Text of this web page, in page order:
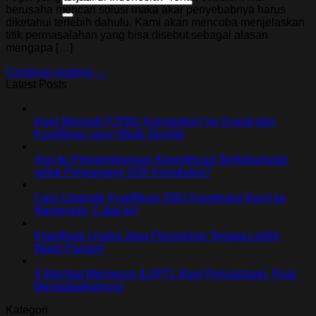
berusaha mencari solusi maka akar penyebabnya harus
diketahui terlebih dahulu. Kami akan mencoba menjelaskan
titik permasalahan yang bisa disebut sebagai alasan
mengapa […]
Continue reading →
Latest Posts
Ingin Menjadi PJTBU Konstruksi? Ini Syarat dan
Kualifikasi yang Wajib Dimiliki
Apa Itu Pengembangan Keprofesian Berkelanjutan
untuk Perpanjang SKK Konstruksi?
Cara Upgrade Kualifikasi SBU Konstruksi Kecil ke
Menengah, Catat Ini!
Klasifikasi Usaha Jasa Penunjang Tenaga Listrik,
Wajib Paham!
4 Manfaat Mengurus IUJPTL Bagi Perusahaan, Rugi
Mengabaikannya!
Kategori